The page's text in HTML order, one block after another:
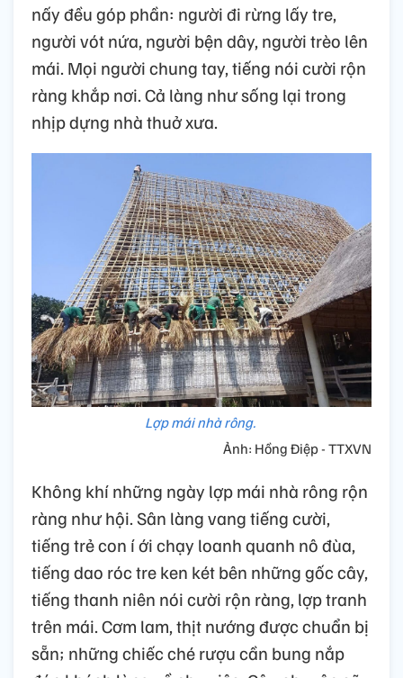
nấy đều góp phần: người đi rừng lấy tre,
người vót nứa, người bện dây, người trèo lên
mái. Mọi người chung tay, tiếng nói cười rộn
ràng khắp nơi. Cả làng như sống lại trong
nhịp dựng nhà thuở xưa.
Lợp mái nhà rông.
Ảnh: Hồng Điệp - TTXVN
Không khí những ngày lợp mái nhà rông rộn
ràng như hội. Sân làng vang tiếng cười,
tiếng trẻ con í ới chạy loanh quanh nô đùa,
tiếng dao róc tre ken két bên những gốc cây,
tiếng thanh niên nói cười rộn ràng, lợp tranh
trên mái. Cơm lam, thịt nướng được chuẩn bị
sẵn; những chiếc ché rượu cần bung nắp